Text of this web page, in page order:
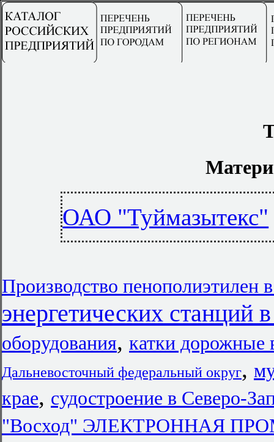
ОАО "Туймазытекс"
Производство пенополиэтилен
энергетических станций
оборудования, катки дорожные
Дальневосточный федеральный округ,
крае, судостроение в Северо-
"Восход" ЭЛЕКТРОННАЯ